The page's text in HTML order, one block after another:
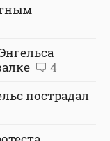
4
пострадал